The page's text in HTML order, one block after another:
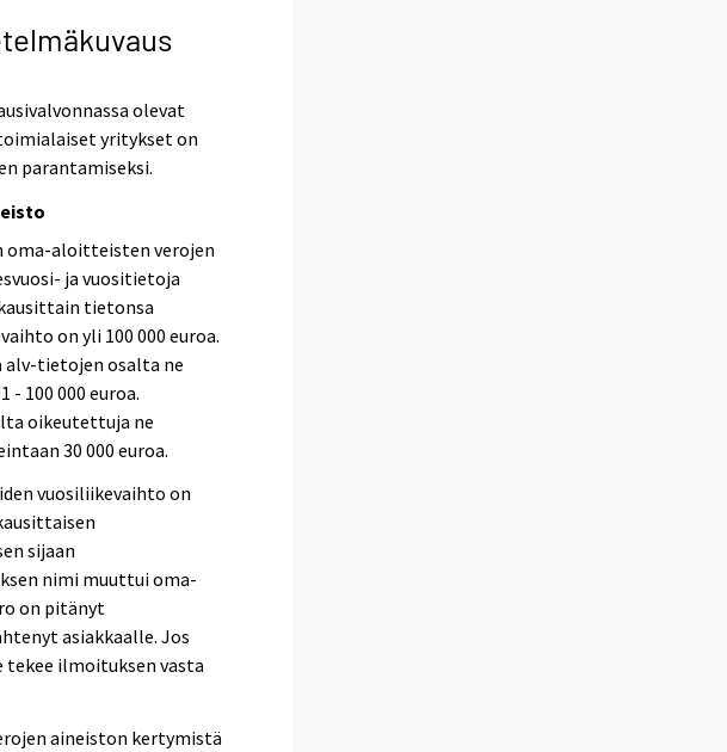
olevat
yritykset on
parantamiseksi.
oma-aloitteisten verojen
ja vuositietoja
tietonsa
on yli 100 000 euroa.
tietojen osalta ne
100 000 euroa.
oikeutettuja ne
30 000 euroa.
vuosiliikevaihto on
sijaan
nimi muuttui oma-
on pitänyt
asiakkaalle. Jos
tekee ilmoituksen vasta
aineiston kertymistä